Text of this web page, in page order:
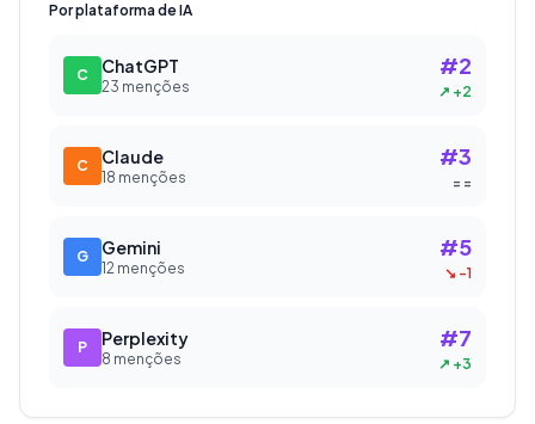
Por plataforma de IA
C ChatGPT
23 menções
#2
↗ +2
C Claude
18 menções
#3
= =
G Gemini
12 menções
#5
↘ -1
P Perplexity
8 menções
#7
↗ +3